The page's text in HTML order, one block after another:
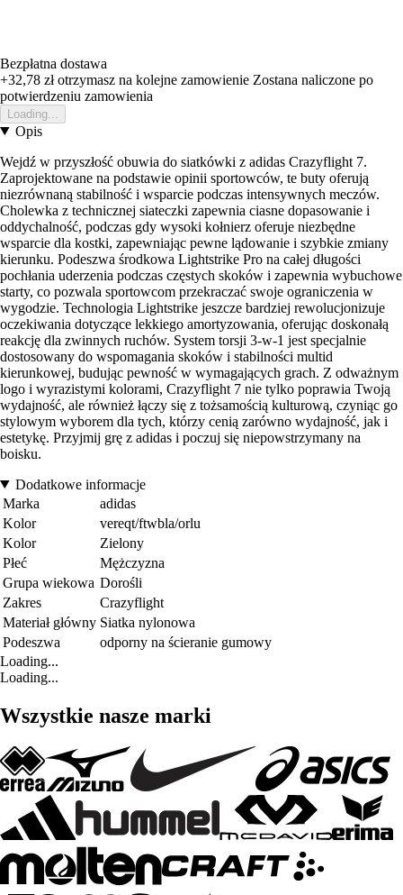
Bezpłatna dostawa
+32,78 złotrzymasz na kolejne zamowienie Zostana naliczone po
potwierdzeniu zamowienia
Loading...
Opis
Wejdź w przyszłość obuwia do siatkówki z adidas Crazyflight 7.
Zaprojektowane na podstawie opinii sportowców, te buty oferują
niezrównaną stabilność i wsparcie podczas intensywnych meczów.
Cholewka z technicznej siateczki zapewnia ciasne dopasowanie i
oddychalność, podczas gdy wysoki kołnierz oferuje niezbędne
wsparcie dla kostki, zapewniając pewne lądowanie i szybkie zmiany
kierunku. Podeszwa środkowa Lightstrike Pro na całej długości
pochłania uderzenia podczas częstych skoków i zapewnia wybuchowe
starty, co pozwala sportowcom przekraczać swoje ograniczenia w
wygodzie. Technologia Lightstrike jeszcze bardziej rewolucjonizuje
oczekiwania dotyczące lekkiego amortyzowania, oferując doskonałą
reakcję dla zwinnych ruchów. System torsji 3-w-1 jest specjalnie
dostosowany do wspomagania skoków i stabilności multid
kierunkowej, budując pewność w wymagających grach. Z odważnym
logo i wyrazistymi kolorami, Crazyflight 7 nie tylko poprawia Twoją
wydajność, ale również łączy się z tożsamością kulturową, czyniąc go
stylowym wyborem dla tych, którzy cenią zarówno wydajność, jak i
estetykę. Przyjmij grę z adidas i poczuj się niepowstrzymany na
boisku.
Dodatkowe informacje
Marka
adidas
Kolor
vereqt/ftwbla/orlu
Kolor
Zielony
Płeć
Mężczyzna
Grupa wiekowa Dorośli
Zakres
Crazyflight
Materiał główny Siatka nylonowa
Podeszwa
odporny na ścieranie gumowy
Loading...
Loading...
Wszystkie nasze marki